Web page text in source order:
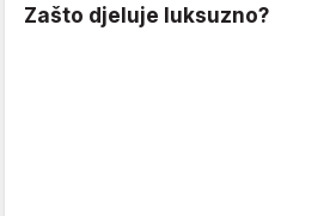
Zašto djeluje luksuzno?